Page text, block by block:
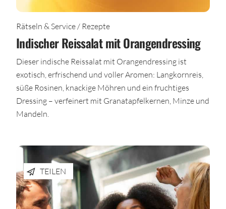
Rätseln & Service / Rezepte
Indischer Reissalat mit Orangendressing
Dieser indische Reissalat mit Orangendressing ist
exotisch, erfrischend und voller Aromen: Langkornreis,
süße Rosinen, knackige Möhren und ein fruchtiges
Dressing – verfeinert mit Granatapfelkernen, Minze und
Mandeln.
TEILEN